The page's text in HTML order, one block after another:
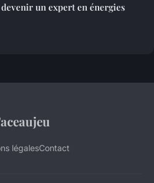
un expert en énergies
légalesContact